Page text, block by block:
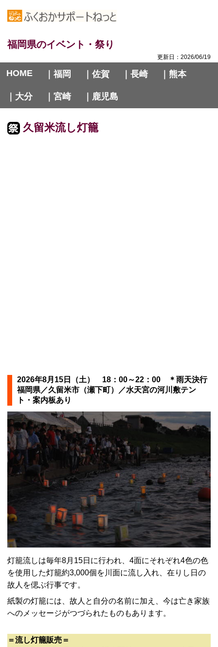
福岡県のイベント・祭り
更新日：2026/06/19
HOME ｜福岡 ｜佐賀 ｜長崎 ｜熊本
｜大分 ｜宮崎 ｜鹿児島
久留米流し灯籠
2026年8月15日（土） 18：00～22：00 ＊雨天決行
福岡県／久留米市（瀬下町）／水天宮の河川敷テン
ト・案内板あり
灯籠流しは毎年8月15日に行われ、4面にそれぞれ4色の色
を使用した灯籠約3,000個を川面に流し入れ、在りし日の
故人を偲ぶ行事です。
紙製の灯籠には、故人と自分の名前に加え、今は亡き家族
へのメッセージがつづられたものもあります。
＝流し灯籠販売＝